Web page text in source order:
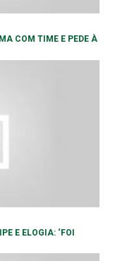
COM TIME E PEDE À
E ELOGIA: ‘FOI